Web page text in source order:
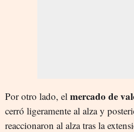
Por otro lado, el mercado de
cerró ligeramente al alza y
reaccionaron al alza tras la